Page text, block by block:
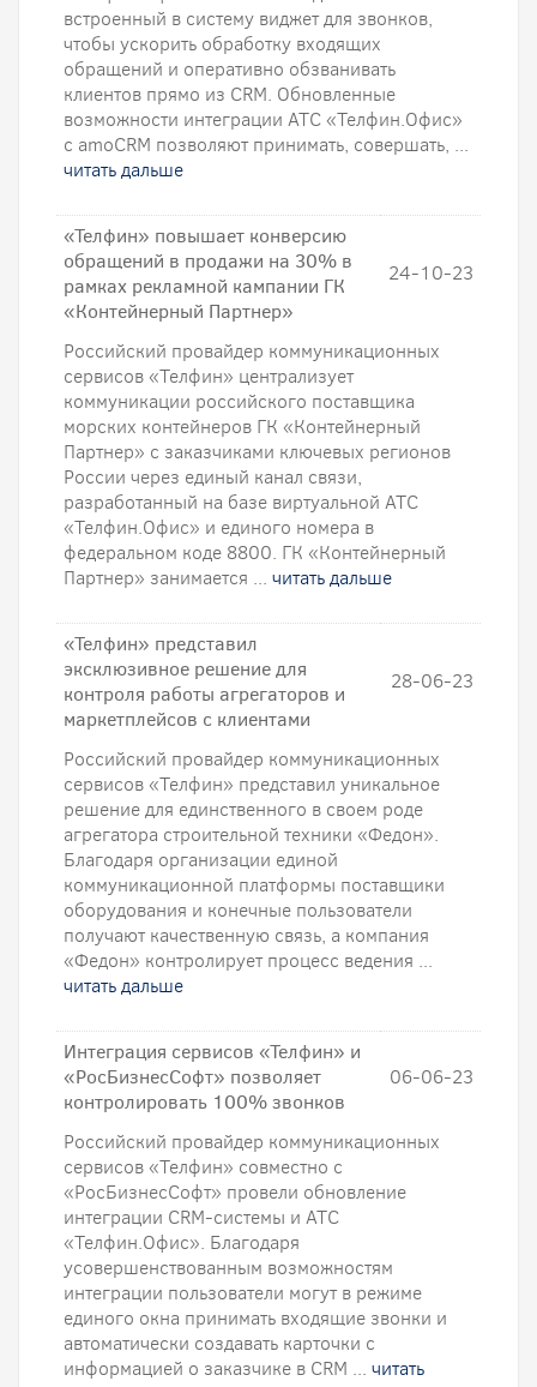
встроенный в систему виджет для звонков,
чтобы ускорить обработку входящих
обращений и оперативно обзванивать
клиентов прямо из CRM. Обновленные
возможности интеграции АТС «Телфин.Офис»
с amoCRM позволяют принимать, совершать, ...
читать дальше
«Телфин» повышает конверсию
обращений в продажи на 30% в
рамках рекламной кампании ГК
«Контейнерный Партнер»
24-10-23
Российский провайдер коммуникационных
сервисов «Телфин» централизует
коммуникации российского поставщика
морских контейнеров ГК «Контейнерный
Партнер» с заказчиками ключевых регионов
России через единый канал связи,
разработанный на базе виртуальной АТС
«Телфин.Офис» и единого номера в
федеральном коде 8800. ГК «Контейнерный
Партнер» занимается ... читать дальше
«Телфин» представил
эксклюзивное решение для
контроля работы агрегаторов и
маркетплейсов с клиентами
28-06-23
Российский провайдер коммуникационных
сервисов «Телфин» представил уникальное
решение для единственного в своем роде
агрегатора строительной техники «Федон».
Благодаря организации единой
коммуникационной платформы поставщики
оборудования и конечные пользователи
получают качественную связь, а компания
«Федон» контролирует процесс ведения ...
читать дальше
Интеграция сервисов «Телфин» и
«РосБизнесСофт» позволяет
контролировать 100% звонков
06-06-23
Российский провайдер коммуникационных
сервисов «Телфин» совместно с
«РосБизнесСофт» провели обновление
интеграции CRM-системы и АТС
«Телфин.Офис». Благодаря
усовершенствованным возможностям
интеграции пользователи могут в режиме
единого окна принимать входящие звонки и
автоматически создавать карточки с
информацией о заказчике в CRM ... читать